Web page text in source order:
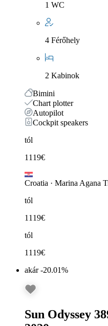
1 WC
4 Férőhely
2 Kabinok
Bimini
Chart plotter
Autopilot
Cockpit speakers
tól
1119€
Croatia · Marina Agana
tól
1119€
tól
1119€
akár -20.01%
Sun Odyssey